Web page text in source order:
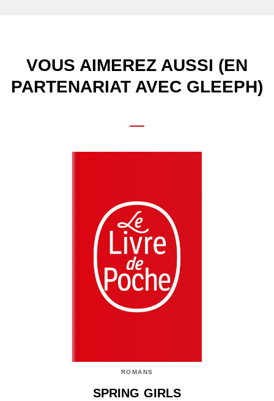
VOUS AIMEREZ AUSSI (EN
PARTENARIAT AVEC GLEEPH)
ROMANS
SPRING GIRLS